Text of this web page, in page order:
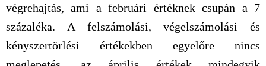
végrehajtás, ami a februári értéknek csupán a 7
százaléka. A felszámolási, végelszámolási és
kényszertörlési értékekben egyelőre nincs